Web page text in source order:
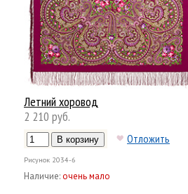
Летний хоровод
2 210 руб.
Отложить
Рисунок 2034-6
Наличие:очень мало